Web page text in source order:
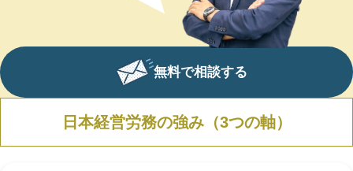
無料で相談する
日本経営労務の強み（3つの軸）